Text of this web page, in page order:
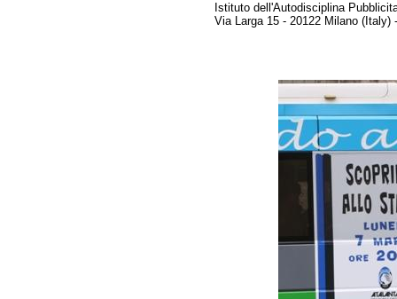
Istituto dell'Autodisciplina
Via Larga 15 - 20122 Milano (Italy)